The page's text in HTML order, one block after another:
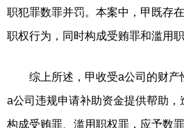
职犯罪数罪并罚。本案中，甲既存
职权行为，同时构成受贿罪和滥用职
综上所述，甲收受a公司的财产
a公司违规申请补助资金提供帮助
构成受贿罪、滥用职权罪，应予数